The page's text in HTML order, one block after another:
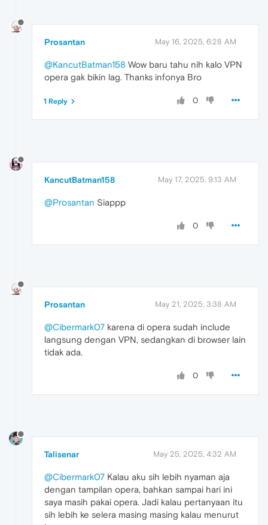
Prosantan May 16, 2025, 6:28 AM
@KancutBatman158 Wow baru tahu nih kalo VPN
opera gak bikin lag. Thanks infonya Bro
0
1 Reply
KancutBatman158 May 17, 2025, 9:13 AM
@Prosantan Siappp
0
Prosantan May 21, 2025, 3:38 AM
@Cibermark07 karena di opera sudah include
langsung dengan VPN, sedangkan di browser lain
tidak ada.
0
Talisenar May 25, 2025, 4:32 AM
@Cibermark07 Kalau aku sih lebih nyaman aja
dengan tampilan opera, bahkan sampai hari ini
saya masih pakai opera. Jadi kalau pertanyaan itu
sih lebih ke selera masing masing kalau menurut